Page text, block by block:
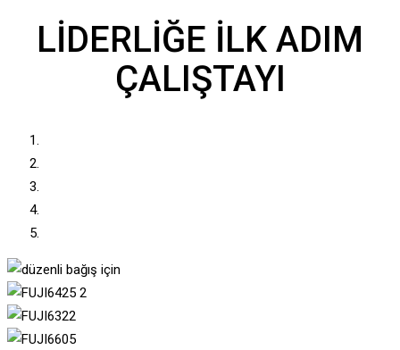
LİDERLİĞE İLK ADIM
ÇALIŞTAYI